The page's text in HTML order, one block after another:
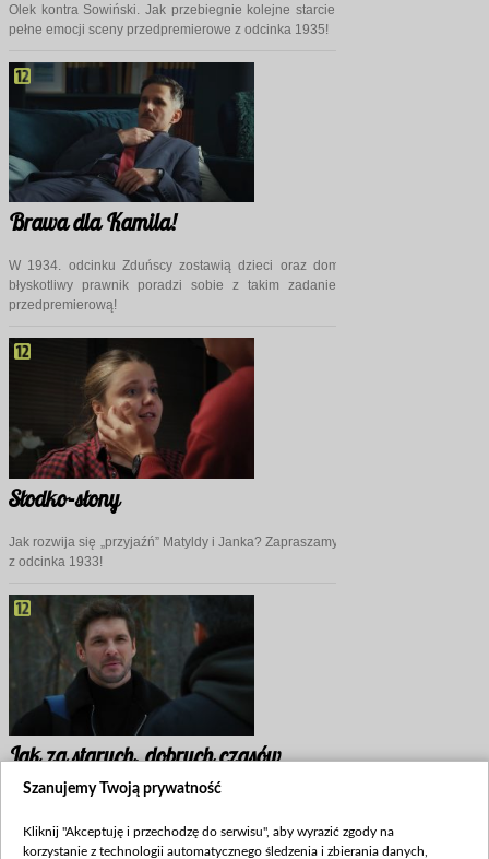
Olek kontra Sowiński. Jak przebiegnie kolejne starcie mężczyzn? Zapraszamy
pełne emocji sceny przedpremierowe z odcinka 1935!
Brawa dla Kamila!
W 1934. odcinku Zduńscy zostawią dzieci oraz dom pod opieką Kamila…
błyskotliwy prawnik poradzi sobie z takim zadaniem? Zapraszamy na
przedpremierową!
Słodko-słony
Jak rozwija się „przyjaźń” Matyldy i Janka? Zapraszamy na scenę
z odcinka 1933!
Jak za starych, dobrych czasów
Marcin oficjalnie nie pracuje już z Jakubem, ale… No właśnie, jak jest
Szanujemy Twoją prywatność
Kliknij "Akceptuję i przechodzę do serwisu", aby wyrazić zgody na
korzystanie z technologii automatycznego śledzenia i zbierania danych,